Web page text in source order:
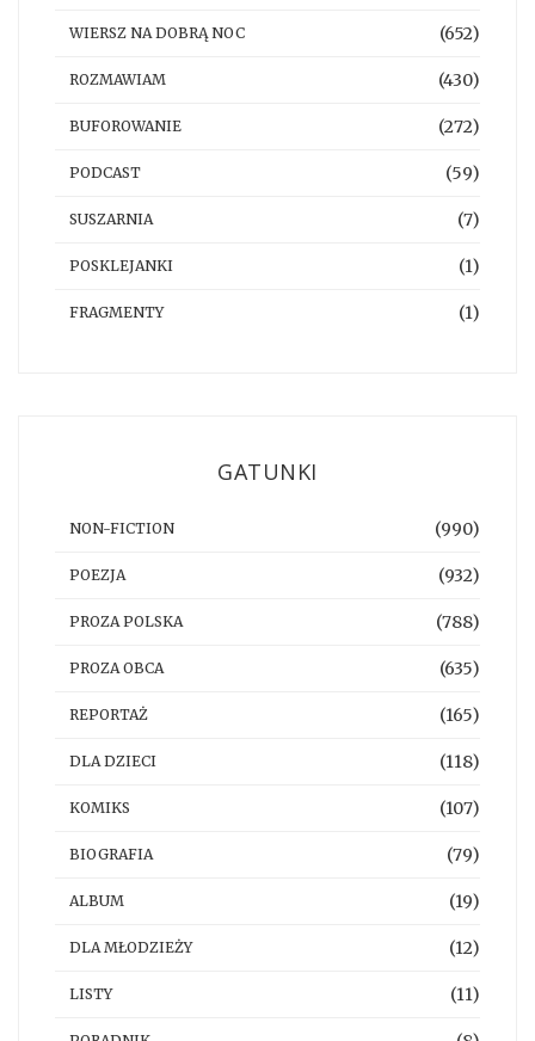
WIERSZ NA DOBRĄ NOC (652)
ROZMAWIAM (430)
BUFOROWANIE (272)
PODCAST (59)
SUSZARNIA (7)
POSKLEJANKI (1)
FRAGMENTY (1)
GATUNKI
NON-FICTION (990)
POEZJA (932)
PROZA POLSKA (788)
PROZA OBCA (635)
REPORTAŻ (165)
DLA DZIECI (118)
KOMIKS (107)
BIOGRAFIA (79)
ALBUM (19)
DLA MŁODZIEŻY (12)
LISTY (11)